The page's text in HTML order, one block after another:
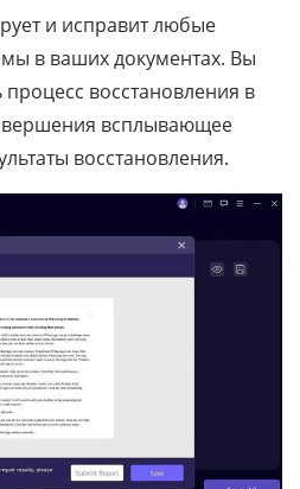
и исправит любые
в ваших документах. Вы
восстановления в
всплывающее
восстановления.